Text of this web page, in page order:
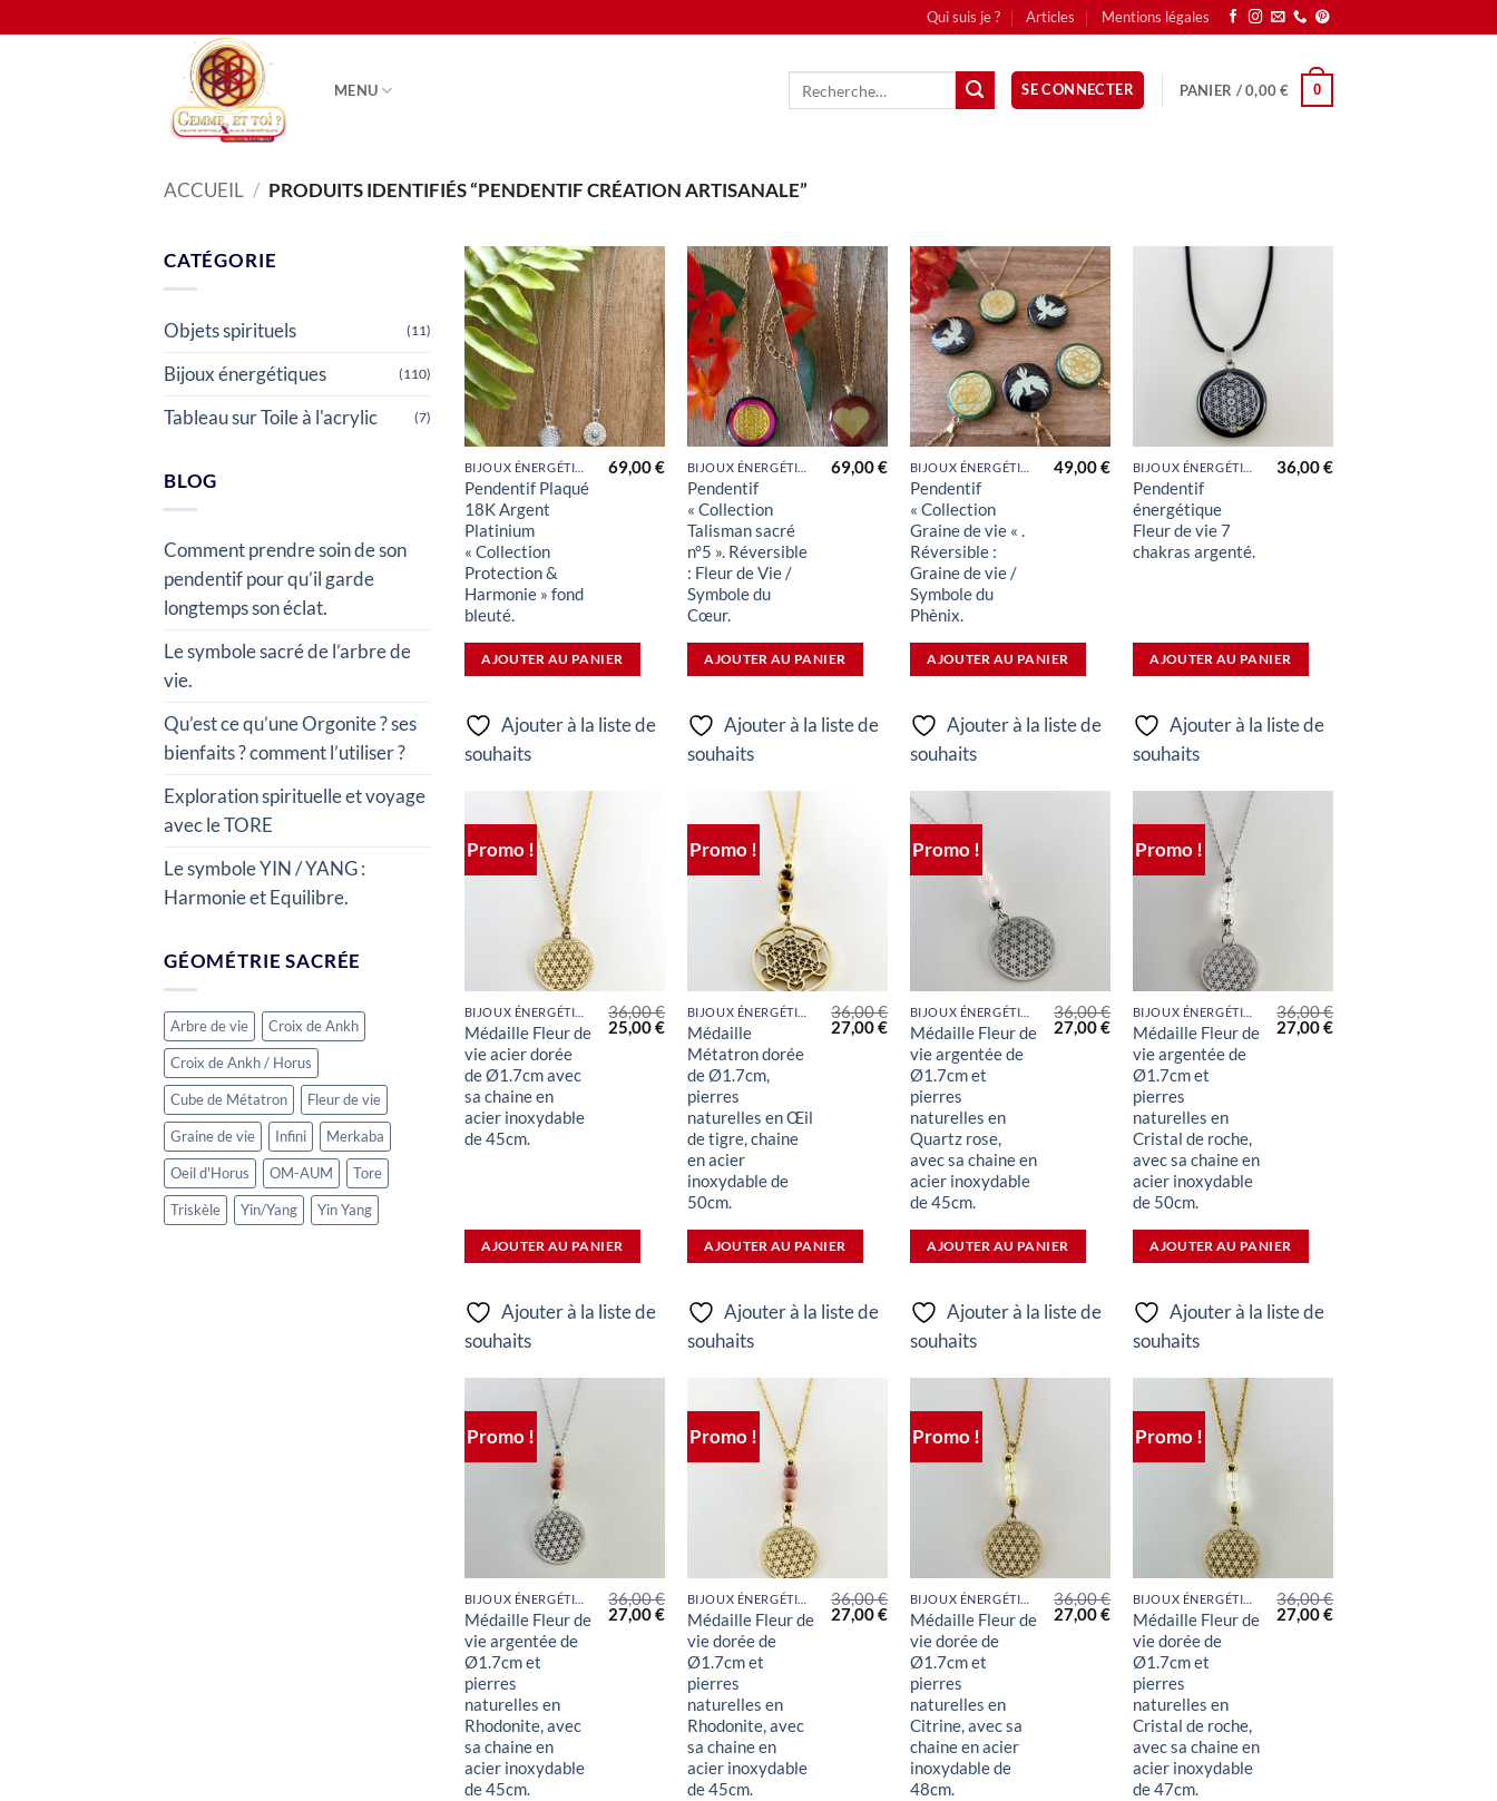
Qui suis je ? Articles Mentions légales
MENU SE CONNECTER PANIER /0,00€ 0
ACCUEIL / PRODUITS IDENTIFIÉS “PENDENTIF CRÉATION ARTISANALE”
CATÉGORIE
Objets spirituels (11)
Bijoux énergétiques (110)
Tableau sur Toile à l'acrylic (7)
BLOG
Comment prendre soin de son
pendentif pour qu’il garde
longtemps son éclat.
Le symbole sacré de l’arbre de
vie.
Qu’est ce qu’une Orgonite ? ses
bienfaits ? comment l’utiliser ?
Exploration spirituelle et voyage
avec le TORE
Le symbole YIN / YANG :
Harmonie et Equilibre.
GÉOMÉTRIE SACRÉE
Arbre de vie Croix de Ankh
Croix de Ankh / Horus
Cube de Métatron Fleur de vie
Graine de vie Infini Merkaba
Oeil d'Horus OM-AUM Tore
Triskèle Yin/Yang Yin Yang
Ajouter
à la liste
de
souhaits
Pendentif Plaqué
18K Argent
Platinium
« Collection
Protection &
Harmonie » fond
bleuté.
69,00€
AJOUTER AU PANIER
Ajouter à la liste de
souhaits
Ajouter
à la liste
de
souhaits
Pendentif
« Collection
Talisman sacré
n°5 ». Réversible
: Fleur de Vie /
Symbole du
Cœur.
69,00€
AJOUTER AU PANIER
Ajouter à la liste de
souhaits
Ajouter
à la liste
de
souhaits
Pendentif
« Collection
Graine de vie « .
Réversible :
Graine de vie /
Symbole du
Phènix.
49,00€
AJOUTER AU PANIER
Ajouter à la liste de
souhaits
Pendentif
énergétique
Fleur de vie 7
chakras argenté.
36,00€
AJOUTER AU PANIER
Ajouter à la liste de
souhaits
Promo !
Médaille Fleur de
vie acier dorée
de Ø1.7cm avec
sa chaine en
acier inoxydable
de 45cm.
36,00€
Le
prix
25,00€Le
prix
actuel
est :
25,00 €.
AJOUTER AU PANIER
Ajouter à la liste de
souhaits
Promo !
Médaille
Métatron dorée
de Ø1.7cm,
pierres
naturelles en Œil
de tigre, chaine
en acier
inoxydable de
50cm.
36,00€
Le
prix
27,00€Le
prix
actuel
est :
27,00 €.
AJOUTER AU PANIER
Ajouter à la liste de
souhaits
Promo !
Médaille Fleur de
vie argentée de
Ø1.7cm et
pierres
naturelles en
Quartz rose,
avec sa chaine en
acier inoxydable
de 45cm.
36,00€
Le
prix
27,00€Le
prix
actuel
est :
27,00 €.
AJOUTER AU PANIER
Ajouter à la liste de
souhaits
Promo !
Médaille Fleur de
vie argentée de
Ø1.7cm et
pierres
naturelles en
Cristal de roche,
avec sa chaine en
acier inoxydable
de 50cm.
36,00€
Le
prix
27,00€Le
AJOUTER AU PANIER
Ajouter à la liste de
souhaits
Promo !
Médaille Fleur de
vie argentée de
Ø1.7cm et
pierres
naturelles en
Rhodonite, avec
sa chaine en
acier inoxydable
de 45cm.
36,00€
Le
prix
27,00€Le
prix
actuel
est :
27,00 €.
Promo !
Médaille Fleur de
vie dorée de
Ø1.7cm et
pierres
naturelles en
Rhodonite, avec
sa chaine en
acier inoxydable
de 45cm.
36,00€
Le
prix
27,00€Le
prix
actuel
est :
27,00 €.
Promo !
Médaille Fleur de
vie dorée de
Ø1.7cm et
pierres
naturelles en
Citrine, avec sa
chaine en acier
inoxydable de
48cm.
36,00€
Le
prix
27,00€Le
prix
actuel
est :
27,00 €.
Promo !
Médaille Fleur de
vie dorée de
Ø1.7cm et
pierres
naturelles en
Cristal de roche,
avec sa chaine en
acier inoxydable
de 47cm.
36,00€
Le
prix
27,00€Le